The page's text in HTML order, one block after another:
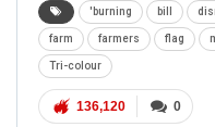
'burning bill
farm farmers flag
Tri-colour
0
136,120